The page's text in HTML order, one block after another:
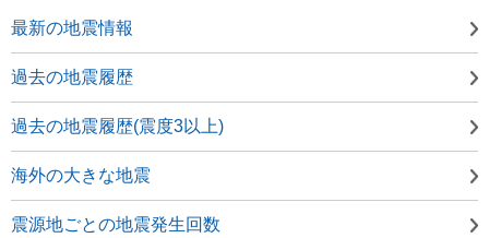
最新の地震情報
過去の地震履歴
過去の地震履歴(震度3以上)
海外の大きな地震
震源地ごとの地震発生回数